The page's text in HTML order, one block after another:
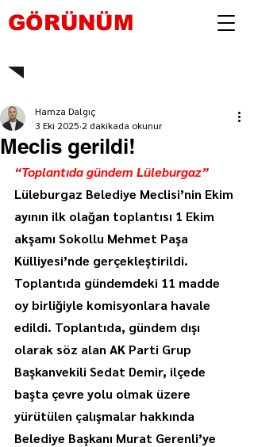
GÖRÜNÜM
Meclis gerildi!
Hamza Dalgıç
3 Eki 2025 2 dakikada okunur
“Toplantıda gündem Lüleburgaz”
Lüleburgaz Belediye Meclisi’nin Ekim
ayının ilk olağan toplantısı 1 Ekim
akşamı Sokollu Mehmet Paşa
Külliyesi’nde gerçekleştirildi.
Toplantıda gündemdeki 11 madde
oy birliğiyle komisyonlara havale
edildi. Toplantıda, gündem dışı
olarak söz alan AK Parti Grup
Başkanvekili Sedat Demir, ilçede
başta çevre yolu olmak üzere
yürütülen çalışmalar hakkında
Belediye Başkanı Murat Gerenli’ye